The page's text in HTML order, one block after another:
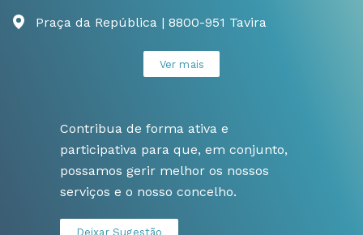
Praça da República | 8800-951 Tavira
Ver mais
Contribua de forma ativa e
participativa para que, em conjunto,
possamos gerir melhor os nossos
serviços e o nosso concelho.
Deixar Sugestão